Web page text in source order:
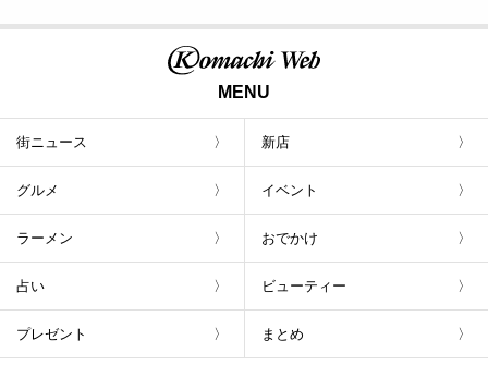
MENU
街ニュース 新店
グルメ イベント
ラーメン おでかけ
占い ビューティー
プレゼント まとめ